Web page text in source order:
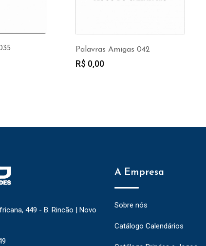
Palavras Amigas 042
R$ 0,00
449 - B. Rincão | Novo
A Empresa
Sobre nós
Catálogo Calendários